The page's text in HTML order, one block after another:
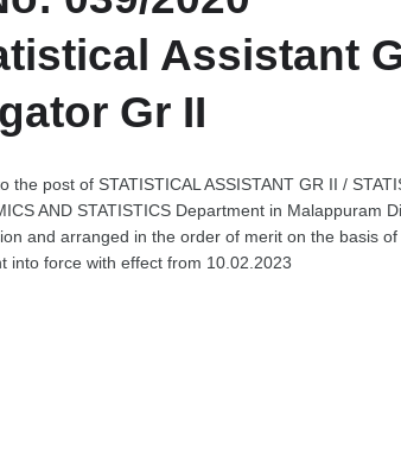
Assistant
Gr II
post of STATISTICAL ASSISTANT GR II /
AND STATISTICS Department in Malappuram
and arranged in the order of merit on the basis of
into force with effect from 10.02.2023